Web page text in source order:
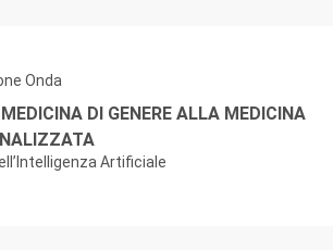
Onda
DI GENERE ALLA MEDICINA
Artificiale